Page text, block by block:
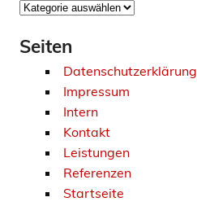
Kategorien
Seiten
Datenschutzerklärung
Impressum
Intern
Kontakt
Leistungen
Referenzen
Startseite